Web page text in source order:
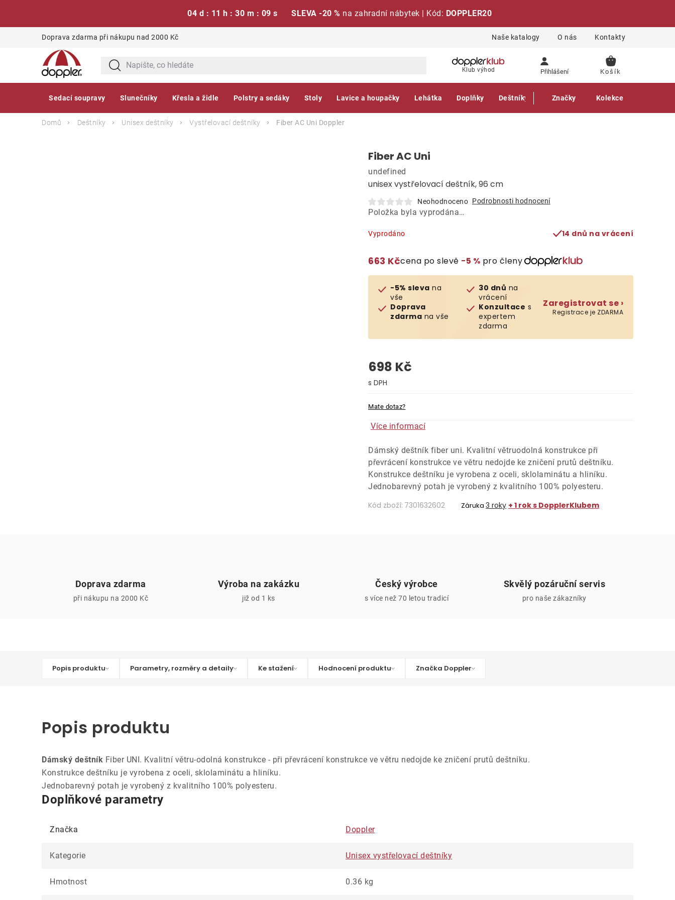
04 d : 11 h : 30 m : 08 s SLEVA -20 % na zahradní nábytek | Kód: DOPPLER20
Doprava zdarma při nákupu nad 2000 Kč Naše katalogy O nás Kontakty
Klub výhod Přihlášení
NÁKUPNÍ
Sedací soupravy Slunečníky Křesla a židle Polstry a sedáky Stoly Lavice a houpačky Lehátka Doplňky Deštníky Gastro produkty
Značky Kolekce
Domů Deštníky Unisex deštníky Vystřelovací deštníky Fiber AC Uni Doppler
Fiber AC Uni
unisex vystřelovací deštník, 96 cm
undefined
Neohodnoceno Podrobnosti hodnocení
Položka byla vyprodána…
Vyprodáno 14 dnů na vrácení
663 Kčcena po slevě −5 % pro členy
-5% sleva na
vše
Doprava
zdarma na vše
30 dnů na
vrácení
Konzultace s
expertem
zdarma
Zaregistrovat se ›
Registrace je ZDARMA
698 Kč
Mate dotaz?
Více informací
Dámský deštník fiber uni. Kvalitní větruodolná konstrukce při
převrácení konstrukce ve větru nedojde ke zničení prutů deštníku.
Konstrukce deštníku je vyrobena z oceli, sklolaminátu a hliníku.
Jednobarevný potah je vyrobený z kvalitního 100% polyesteru.
Kód zboží: 7301632602 Záruka 3 roky + 1 rok s DopplerKlubem
Doprava zdarma
při nákupu na 2000 Kč
Výroba na zakázku
již od 1 ks
Český výrobce
s více než 70 letou tradicí
Skvělý pozáruční servis
pro naše zákazníky
Popis produktu Parametry, rozměry a detaily Ke stažení Hodnocení produktu Značka Doppler
Popis produktu
Dámský deštník Fiber UNI. Kvalitní větru-odolná konstrukce - při převrácení konstrukce ve větru nedojde ke zničení prutů deštníku.
Konstrukce deštníku je vyrobena z oceli, sklolaminátu a hliníku.
Jednobarevný potah je vyrobený z kvalitního 100% polyesteru.
Doplňkové parametry
Značka Doppler
Kategorie Unisex vystřelovací deštníky
Hmotnost 0.36 kg